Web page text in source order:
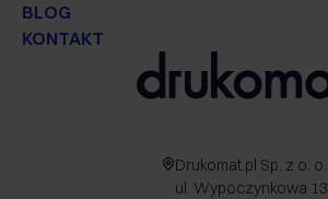
BLOG
KONTAKT
Drukomat.pl Sp. z o. o.
ul. Wypoczynkowa 13